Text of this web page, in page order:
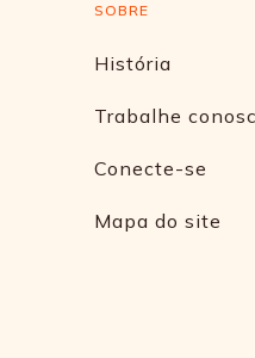
SOBRE
História
Trabalhe
Conecte-se
Mapa do site